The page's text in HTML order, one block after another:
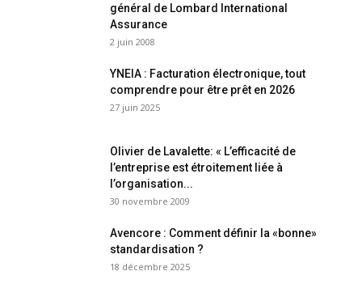
général de Lombard International
Assurance
2 juin 2008
YNEIA : Facturation électronique, tout
comprendre pour être prêt en 2026
27 juin 2025
Olivier de Lavalette: « L’efficacité de
l’entreprise est étroitement liée à
l’organisation...
30 novembre 2009
Avencore : Comment définir la «bonne»
standardisation ?
18 décembre 2025